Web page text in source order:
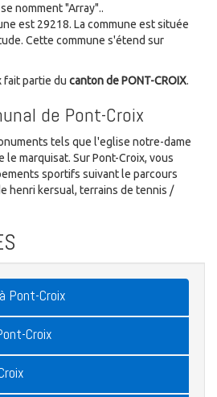
nomment "Array"..
est 29218. La commune est située
Cette commune s'étend sur
fait partie du canton de PONT-CROIX.
de Pont-Croix
tels que l'eglise notre-dame
le marquisat. Sur Pont-Croix, vous
sportifs suivant le parcours
henri kersual, terrains de tennis /
Pont-Croix
Croix